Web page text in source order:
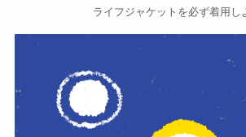
ライフジャケットを必ず着用し